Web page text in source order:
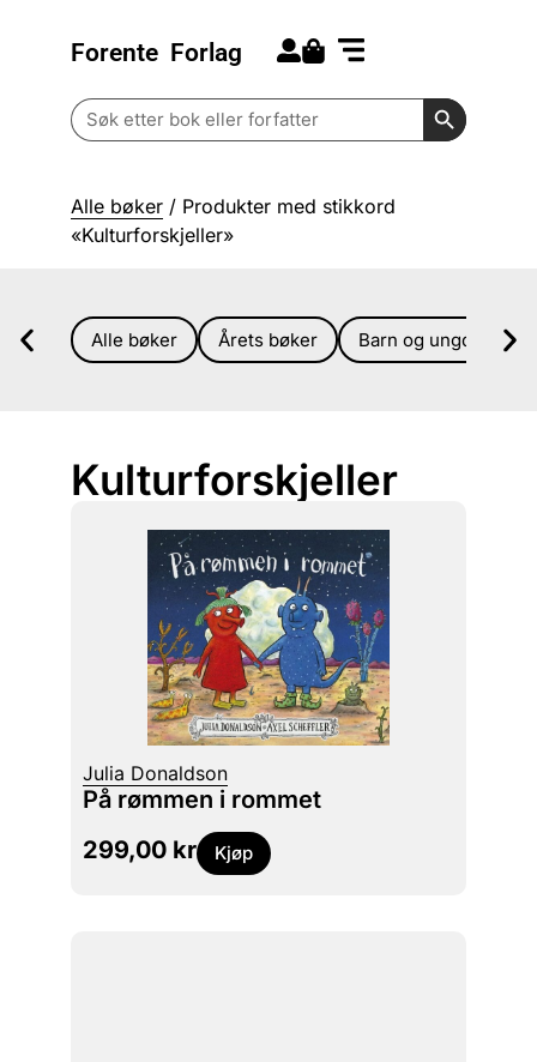
Forente Forlag
Search
for:
Search
Alle bøker / Produkter med stikkord
«Kulturforskjeller»
Alle bøker Årets bøker Barn og ungdom
Kulturforskjeller
Julia Donaldson
På rømmen i rommet
299,00 kr Kjøp